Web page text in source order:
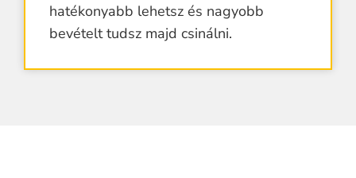
hatékonyabb lehetsz és nagyobb
bevételt tudsz majd csinálni.